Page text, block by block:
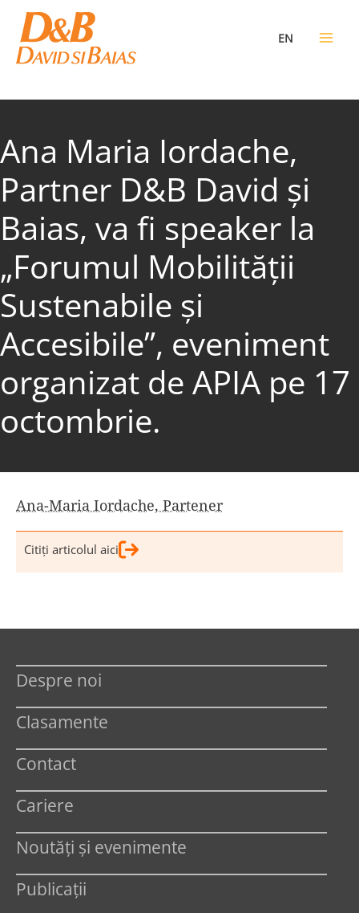
content
EN
Ana Maria Iordache,
Partner D&B David și
Baias, va fi speaker la
„Forumul Mobilității
Sustenabile și
Accesibile”, eveniment
organizat de APIA pe 17
octombrie.
Ana-Maria Iordache, Partener
Citiţi articolul aici
Despre noi
Clasamente
Contact
Cariere
Noutăți și evenimente
Publicații